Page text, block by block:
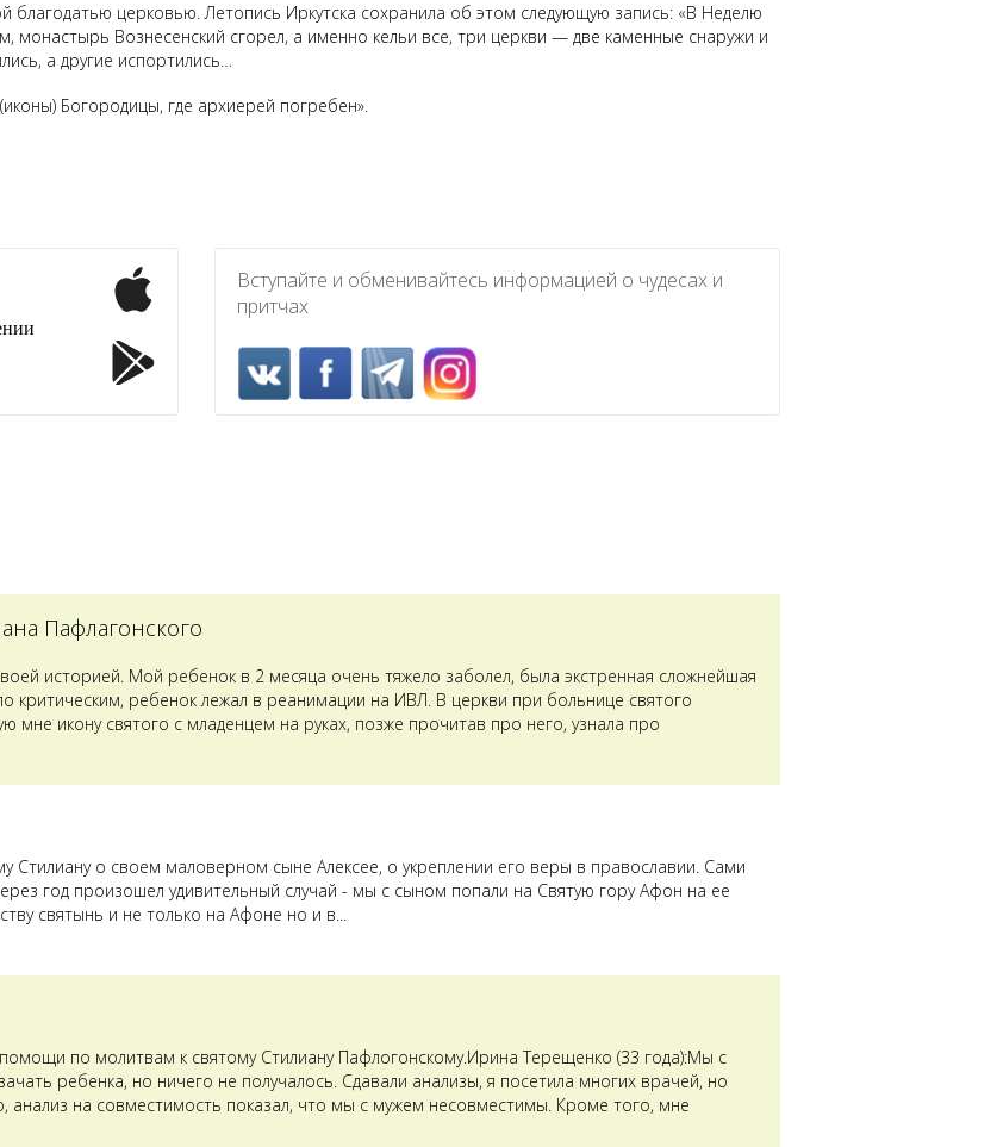
благодатью церковью. Летопись Иркутска сохранила об этом следующую запись: «В Неделю
монастырь Вознесенский сгорел, а именно кельи все, три церкви — две каменные снаружи и
а другие испортились…
Богородицы, где архиерей погребен».
Вступайте и обменивайтесь информацией о чудесах и
притчах
Пафлагонского
историей. Мой ребенок в 2 месяца очень тяжело заболел, была экстренная сложнейшая
критическим, ребенок лежал в реанимации на ИВЛ. В церкви при больнице святого
мне икону святого с младенцем на руках, позже прочитав про него, узнала про
Стилиану о своем маловерном сыне Алексее, о укреплении его веры в православии. Сами
год произошел удивительный случай - мы с сыном попали на Святую гору Афон на ее
святынь и не только на Афоне но и в...
по молитвам к святому Стилиану Пафлогонскому.Ирина Терещенко (33 года):Мы с
ребенка, но ничего не получалось. Сдавали анализы, я посетила многих врачей, но
анализ на совместимость показал, что мы с мужем несовместимы. Кроме того, мне